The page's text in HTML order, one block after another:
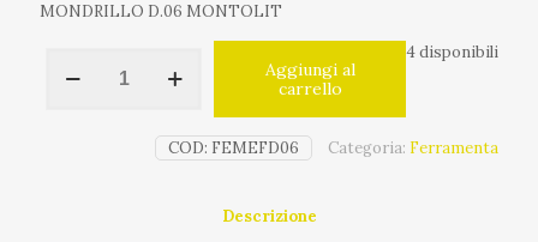
MONDRILLO D.06 MONTOLIT
4 disponibili
DIAMANTATA
Aggiungi al
carrello
COD: FEMEFD06 Categoria: Ferramenta
Descrizione